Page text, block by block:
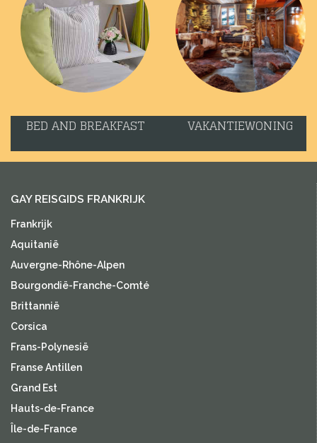
BED AND BREAKFAST VAKANTIEWONING
GAY REISGIDS FRANKRIJK
Frankrijk
Aquitanië
Auvergne-Rhône-Alpen
Bourgondië-Franche-Comté
Brittannië
Corsica
Frans-Polynesië
Franse Antillen
Grand Est
Hauts-de-France
Île-de-France